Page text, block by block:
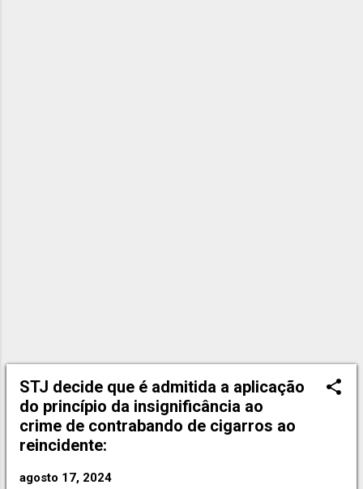
STJ decide que é admitida a aplicação
do princípio da insignificância ao
crime de contrabando de cigarros ao
reincidente:
agosto 17, 2024